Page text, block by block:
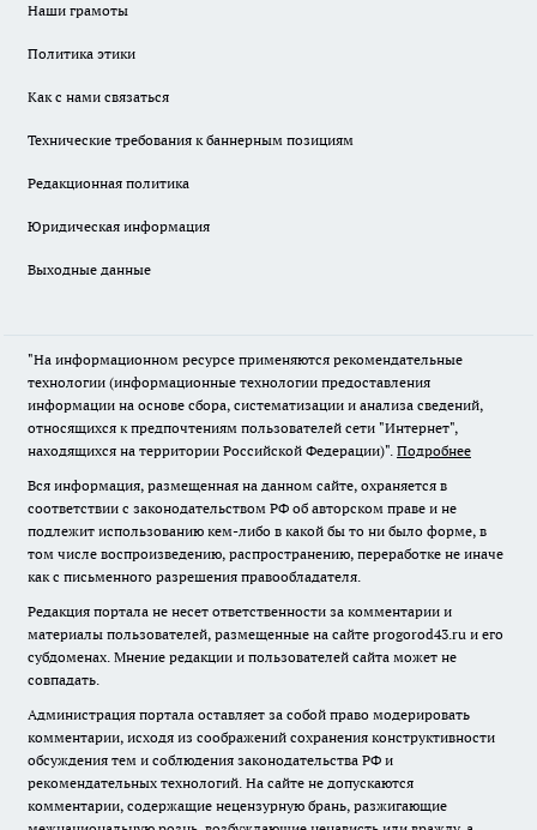
Наши грамоты
Политика этики
Как с нами связаться
Технические требования к баннерным позициям
Редакционная политика
Юридическая информация
Выходные данные
"На информационном ресурсе применяются рекомендательные
технологии (информационные технологии предоставления
информации на основе сбора, систематизации и анализа сведений,
относящихся к предпочтениям пользователей сети "Интернет",
находящихся на территории Российской Федерации)". Подробнее
Вся информация, размещенная на данном сайте, охраняется в
соответствии с законодательством РФ об авторском праве и не
подлежит использованию кем-либо в какой бы то ни было форме, в
том числе воспроизведению, распространению, переработке не иначе
как с письменного разрешения правообладателя.
Редакция портала не несет ответственности за комментарии и
материалы пользователей, размещенные на сайте progorod43.ru и его
субдоменах. Мнение редакции и пользователей сайта может не
совпадать.
Администрация портала оставляет за собой право модерировать
комментарии, исходя из соображений сохранения конструктивности
обсуждения тем и соблюдения законодательства РФ и
рекомендательных технологий. На сайте не допускаются
комментарии, содержащие нецензурную брань, разжигающие